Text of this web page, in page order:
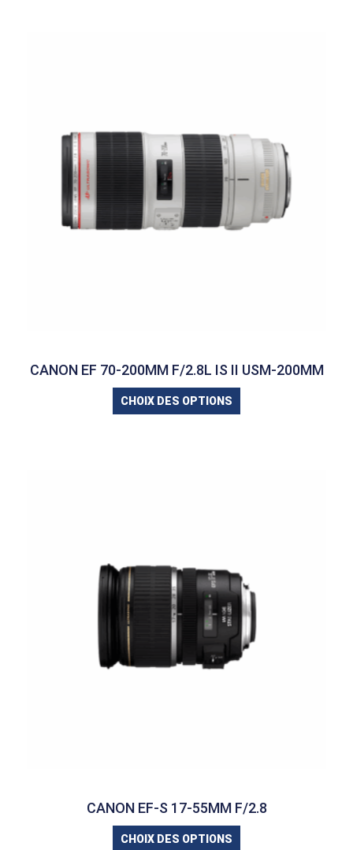
CANON EF 70-200MM F/2.8L IS II USM-200MM
CHOIX DES OPTIONS
CANON EF-S 17-55MM F/2.8
CHOIX DES OPTIONS